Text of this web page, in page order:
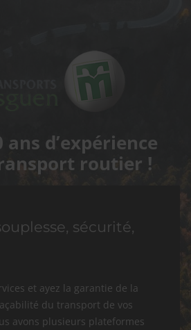
ans d’expérience
routier !
sécurité,
et ayez la garantie de la
du transport de vos
avons plusieurs plateformes